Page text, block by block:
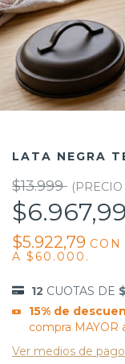
LATA NEGRA
$13.999
$6.967,99
$5.922,79 CON
A $60.000.
12 CUOTAS DE
15% de
compra MAYOR
Ver medios de pago